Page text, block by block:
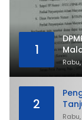
1
2